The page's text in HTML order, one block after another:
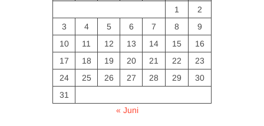
1
2
3
4 5 6 7 8
9
10
11 12 13 14 15
16
17
18 19 20 21 22
23
24
25 26 27 28 29
30
31
« Juni